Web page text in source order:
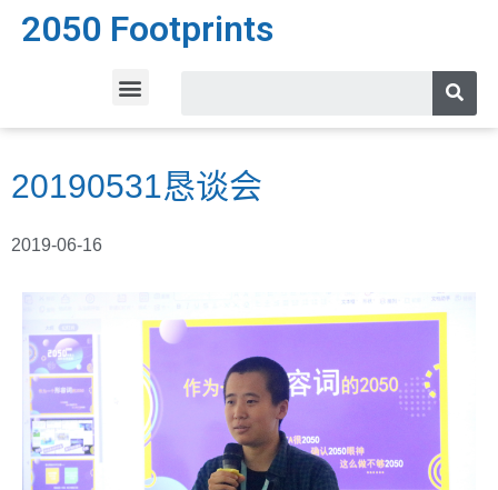
2050 Footprints
20190531恳谈会
2019-06-16